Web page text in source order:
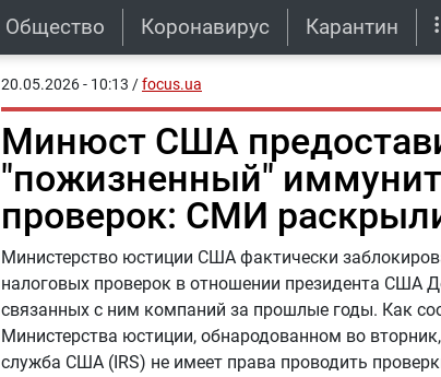
Общество Коронавирус Карантин
20.05.2026 - 10:13 /focus.ua
Минюст США
"пожизненный"
проверок: СМИ
Министерство юстиции США фактически
налоговых проверок в отношении президента США
связанных с ним компаний за прошлые годы. Как
Министерства юстиции, обнародованном во
служба США (IRS) не имеет права проводить